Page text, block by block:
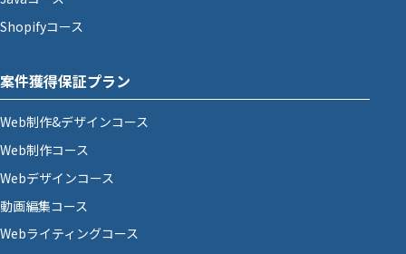
Shopifyコース
案件獲得保証プラン
Web制作&デザインコース
Web制作コース
Webデザインコース
動画編集コース
Webライティングコース